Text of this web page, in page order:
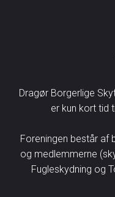
Dragør Borgerlige
er kun kort tid
Foreningen består af
og medlemmerne
Fugleskydning og